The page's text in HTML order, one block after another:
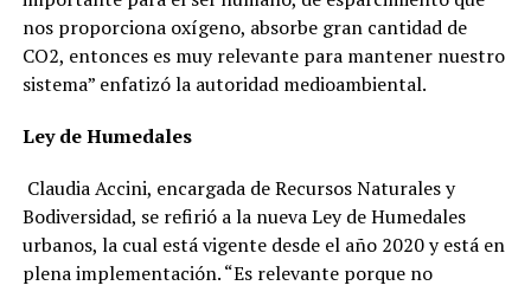
nos proporciona oxígeno, absorbe gran cantidad de
CO2, entonces es muy relevante para mantener nuestro
sistema” enfatizó la autoridad medioambiental.
Ley de Humedales
Claudia Accini, encargada de Recursos Naturales y
Bodiversidad, se refirió a la nueva Ley de Humedales
urbanos, la cual está vigente desde el año 2020 y está en
plena implementación. “Es relevante porque no